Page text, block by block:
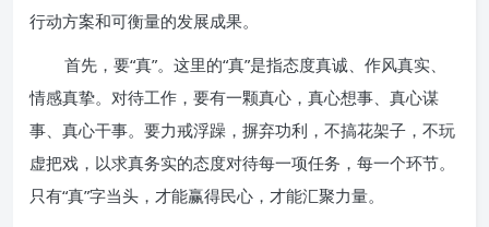
行动方案和可衡量的发展成果。
首先，要“真”。这里的“真”是指态度真诚、作风真实、
情感真挚。对待工作，要有一颗真心，真心想事、真心谋
事、真心干事。要力戒浮躁，摒弃功利，不搞花架子，不玩
虚把戏，以求真务实的态度对待每一项任务，每一个环节。
只有“真”字当头，才能赢得民心，才能汇聚力量。